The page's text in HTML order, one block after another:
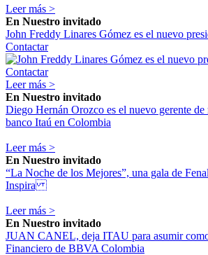
Leer más >
En Nuestro invitado
John Freddy Linares Gómez es el nuevo
Contactar
Leer más >
En Nuestro invitado
Diego Hernán Orozco es el nuevo gerente de
banco Itaú en Colombia
Leer más >
En Nuestro invitado
“La Noche de los Mejores”, una gala de
Inspira
Leer más >
En Nuestro invitado
JUAN CANEL, deja ITAU para asumir
Financiero de BBVA Colombia